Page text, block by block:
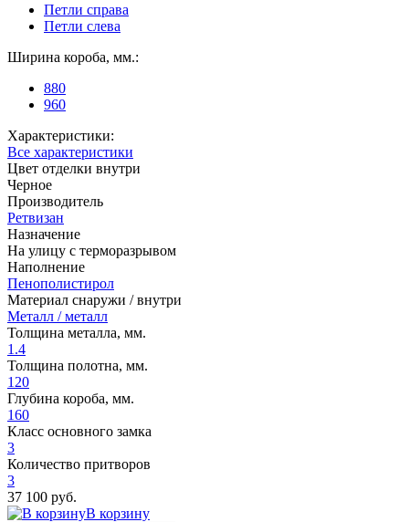
Петли справа
Петли слева
Ширина короба, мм.:
880
960
Характеристики:
Все характеристики
Цвет отделки внутри
Черное
Производитель
Ретвизан
Назначение
На улицу с терморазрывом
Наполнение
Пенополистирол
Материал снаружи / внутри
Металл / металл
Толщина металла, мм.
1.4
Толщина полотна, мм.
120
Глубина короба, мм.
160
Класс основного замка
3
Количество притворов
3
37 100 руб.
В корзину